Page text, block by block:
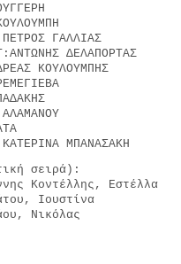
ΓΑΛΛΙΑΣ
ΔΕΛΑΠΟΡΤΑΣ
ΚΟΥΛΟΥΜΠΗΣ
ΜΠΑΝΑΣΑΚΗ
σειρά):
Κοντέλλης, Εστέλλα
Ιουστίνα
Νικόλας